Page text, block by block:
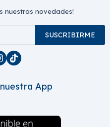
nuestras novedades!
SUSCRIBIRME

App